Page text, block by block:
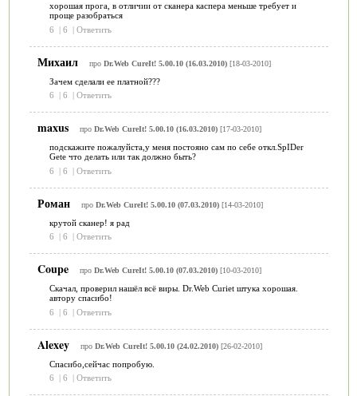
хорошая прога, в отличии от сканера каспера меньше требует и
проще разобраться
6
| 6 | Ответить
Михаил про Dr.Web CureIt! 5.00.10 (16.03.2010)[18-03-2010]
Зачем сделали ее платной???
6
| 6 | Ответить
maxus про Dr.Web CureIt! 5.00.10 (16.03.2010)[17-03-2010]
подскажите пожалуйста,у меня постояно сам по себе откл.SpIDer
Gete что делать или так должно быть?
6
| 6 | Ответить
Роман про Dr.Web CureIt! 5.00.10 (07.03.2010)[14-03-2010]
крутой сканер! я рад
6
| 6 | Ответить
Coupe про Dr.Web CureIt! 5.00.10 (07.03.2010)[10-03-2010]
Скачал, проверил нашёл всё виры. Dr.Web Curiet штука хорошая.
автору спасибо!
6
| 6 | Ответить
Alexey про Dr.Web CureIt! 5.00.10 (24.02.2010)[26-02-2010]
Спасибо,сейчас попробую.
6
| 6 | Ответить